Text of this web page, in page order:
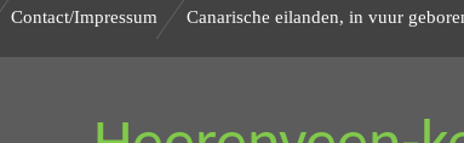
Contact/Impressum Canarische eilanden, in vuur